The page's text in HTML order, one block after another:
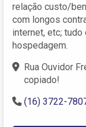
relação custo/
com longos
internet, etc;
hospedagem.
Rua Ouvidor
copiado!
(16) 3722-